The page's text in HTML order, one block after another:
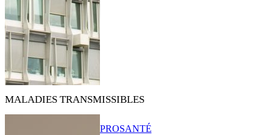
MALADIES TRANSMISSIBLES
PROSANTÉ